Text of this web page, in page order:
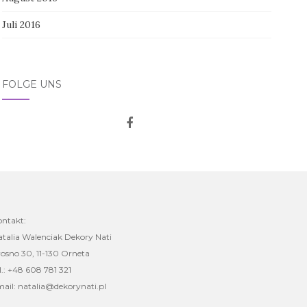
Juli 2016
FOLGE UNS
Walenciak Dekory Nati
30, 11-130 Orneta
+48 608 781 321
natalia@dekorynati.pl